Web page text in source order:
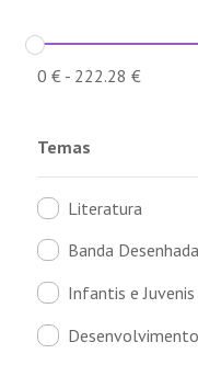
0 €- 222.28 €
Temas
Literatura
Banda Desenhada
Infantis e Juvenis